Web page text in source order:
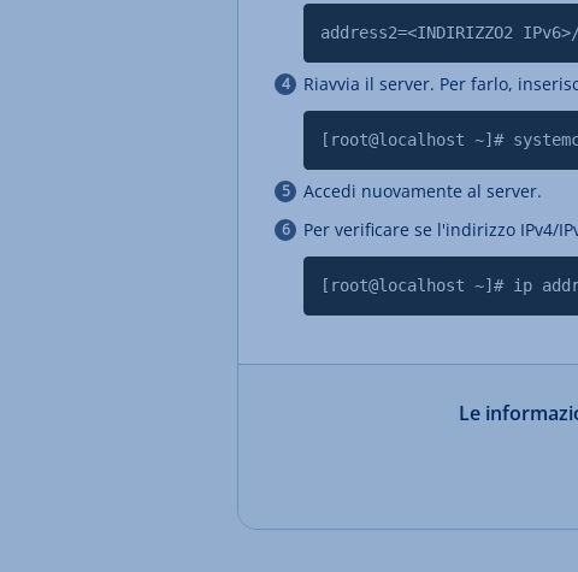
address2=<INDIRIZZO2
Riavvia il server. Per farlo,
[root@localhost ~]#
Accedi nuovamente al server.
Per verificare se l'indirizzo IPv4/
[root@localhost ~]# ip
Le